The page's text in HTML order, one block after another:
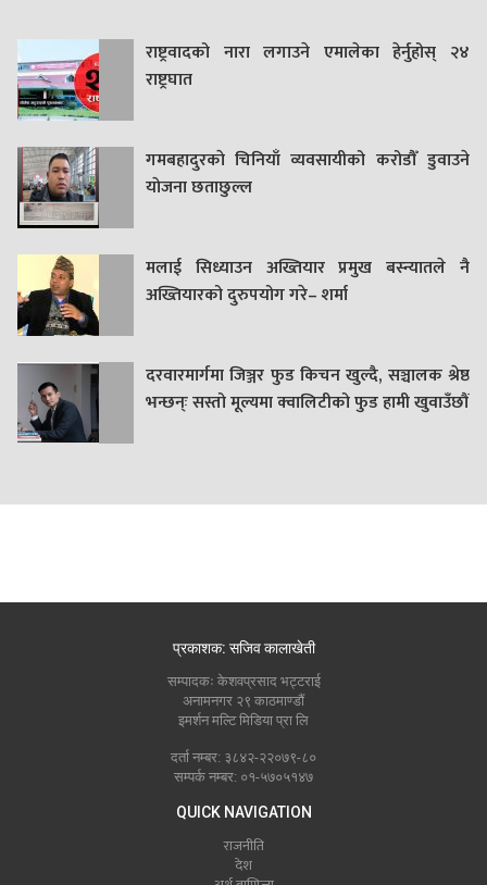
राष्ट्रवादको नारा लगाउने एमालेका हेर्नुहोस् २४
राष्ट्रघात
गमबहादुरकाे चिनियाँ व्यवसायीको करोडौँ डुवाउने
याेजना छताछुल्ल
मलाई सिध्याउन अख्तियार प्रमुख बस्न्यातले नै
अख्तियारको दुरुपयोग गरे– शर्मा
दरवारमार्गमा जिञ्जर फुड किचन खुल्दै, सञ्चालक श्रेष्ठ
भन्छन्ः सस्तो मूल्यमा क्वालिटीको फुड हामी खुवाउँछौं
प्रकाशक: सजिव कालाखेती
सम्पादकः केशवप्रसाद भट्टराई
अनामनगर २९ काठमाण्डौं
इमर्शन मल्टि मिडिया प्रा लि
दर्ता नम्बर: ३८४२-२२०७९-८०
सम्पर्क नम्बर: ०१-५७०५१४७
QUICK NAVIGATION
राजनीति
देश